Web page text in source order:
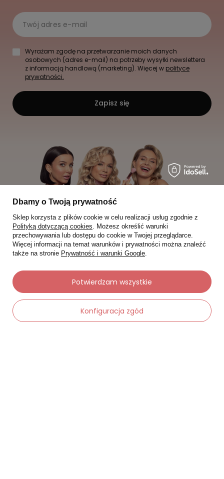
Twój adres e-mail
Wyrażam zgodę na przetwarzanie moich danych
osobowych (adres e-mail) na potrzeby wysyłki newslettera
z informacją handlową (marketing). Więcej w polityce
prywatności.
Zapisz się
Moje zamówienia
Status zamówienia
Śledzenie przesyłki
Dbamy o Twoją prywatność
Sklep korzysta z plików cookie w celu realizacji usług zgodnie z
Polityką dotyczącą cookies. Możesz określić warunki
przechowywania lub dostępu do cookie w Twojej przeglądarce.
Więcej informacji na temat warunków i prywatności można znaleźć
także na stronie Prywatność i warunki Google.
Konfiguracja zgód
Potwierdzam wszystkie